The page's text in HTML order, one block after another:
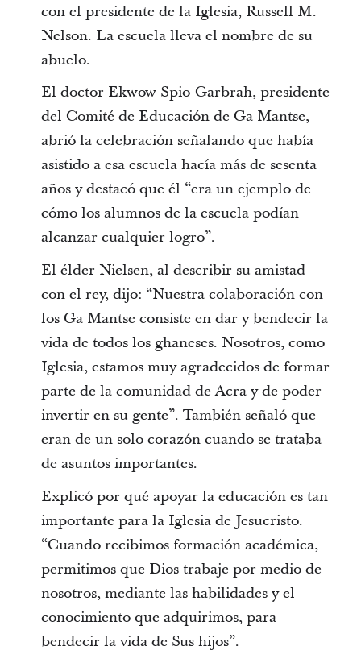
con el presidente de la Iglesia, Russell M.
Nelson. La escuela lleva el nombre de su
abuelo.
El doctor Ekwow Spio-Garbrah, presidente
del Comité de Educación de Ga Mantse,
abrió la celebración señalando que había
asistido a esa escuela hacía más de sesenta
años y destacó que él “era un ejemplo de
cómo los alumnos de la escuela podían
alcanzar cualquier logro”.
El élder Nielsen, al describir su amistad
con el rey, dijo: “Nuestra colaboración con
los Ga Mantse consiste en dar y bendecir la
vida de todos los ghaneses. Nosotros, como
Iglesia, estamos muy agradecidos de formar
parte de la comunidad de Acra y de poder
invertir en su gente”. También señaló que
eran de un solo corazón cuando se trataba
de asuntos importantes.
Explicó por qué apoyar la educación es tan
importante para la Iglesia de Jesucristo.
“Cuando recibimos formación académica,
permitimos que Dios trabaje por medio de
nosotros, mediante las habilidades y el
conocimiento que adquirimos, para
bendecir la vida de Sus hijos”.